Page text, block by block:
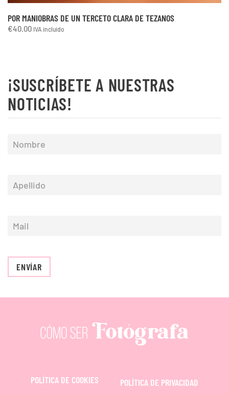
POR MANIOBRAS DE UN TERCETO CLARA DE TEZANOS
€40.00 IVA incluido
¡SUSCRÍBETE A NUESTRAS
NOTICIAS!
ENVÍAR
POLÍTICA DE COOKIES POLÍTICA DE PRIVACIDAD